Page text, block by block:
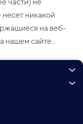
части) не
никакой
на веб-
нашем сайте.